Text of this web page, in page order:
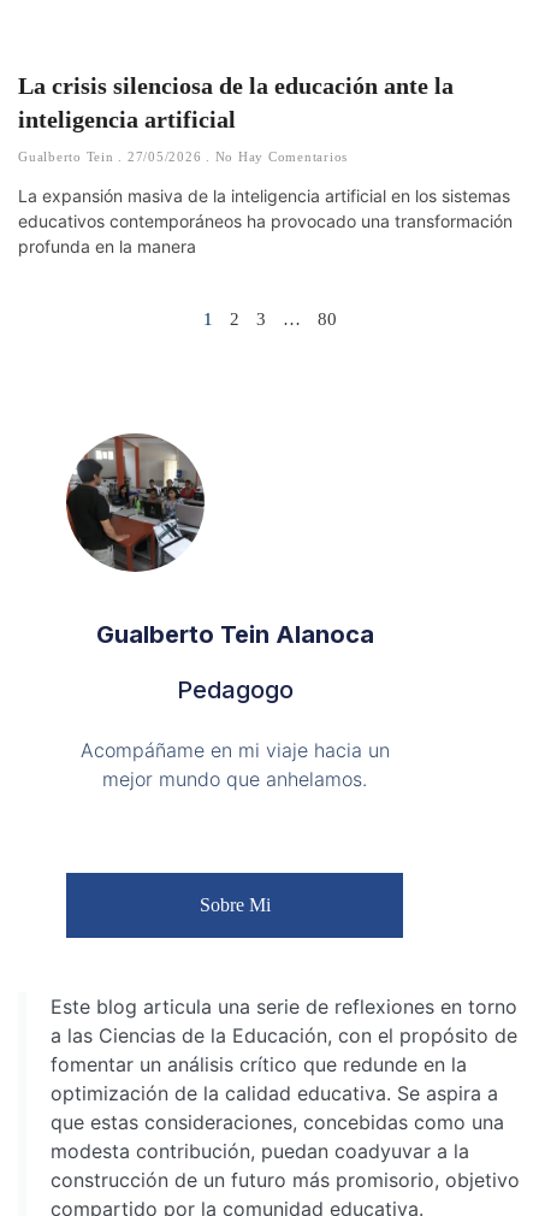
La crisis silenciosa de la educación ante la
inteligencia artificial
Gualberto Tein 27/05/2026 No Hay Comentarios
La expansión masiva de la inteligencia artificial en los sistemas
educativos contemporáneos ha provocado una transformación
profunda en la manera
1 2 3 … 80
Gualberto Tein Alanoca
Pedagogo
Acompáñame en mi viaje hacia un
mejor mundo que anhelamos.
Sobre Mi
Este blog articula una serie de reflexiones en torno
a las Ciencias de la Educación, con el propósito de
fomentar un análisis crítico que redunde en la
optimización de la calidad educativa. Se aspira a
que estas consideraciones, concebidas como una
modesta contribución, puedan coadyuvar a la
construcción de un futuro más promisorio, objetivo
compartido por la comunidad educativa.